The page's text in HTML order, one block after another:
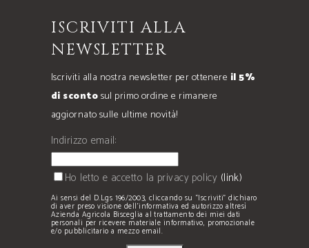
ISCRIVITI ALLA
NEWSLETTER
Iscriviti alla nostra newsletter per ottenere il 5%
di scontosul primo ordine e rimanere
aggiornato sulle ultime novità!
Indirizzo email:
Ho letto e accetto la privacy policy (link)
Ai sensi del D.Lgs 196/2003, cliccando su “Iscriviti” dichiaro
di aver preso visione dell’informativa ed autorizzo altresì
Azienda Agricola Bisceglia al trattamento dei miei dati
personali per ricevere materiale informativo, promozionale
e/o pubblicitario a mezzo email.